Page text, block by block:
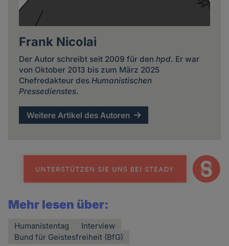
Frank Nicolai
Der Autor schreibt seit 2009 für den hpd. Er war
von Oktober 2013 bis zum März 2025
Chefredakteur des Humanistischen
Pressedienstes.
Weitere Artikel des Autoren
Mehr lesen über:
Humanistentag
Interview
Bund für Geistesfreiheit (BfG)